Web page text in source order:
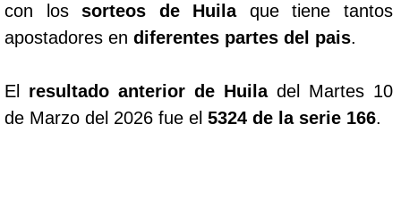
con lossorteos de Huila que tiene tantos
apostadores en diferentes partes del pais.
El resultado anterior de Huiladel Martes 10
de Marzo del 2026 fue el 5324 de la serie 166.